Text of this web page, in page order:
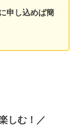
申し込めば簡
しむ！／